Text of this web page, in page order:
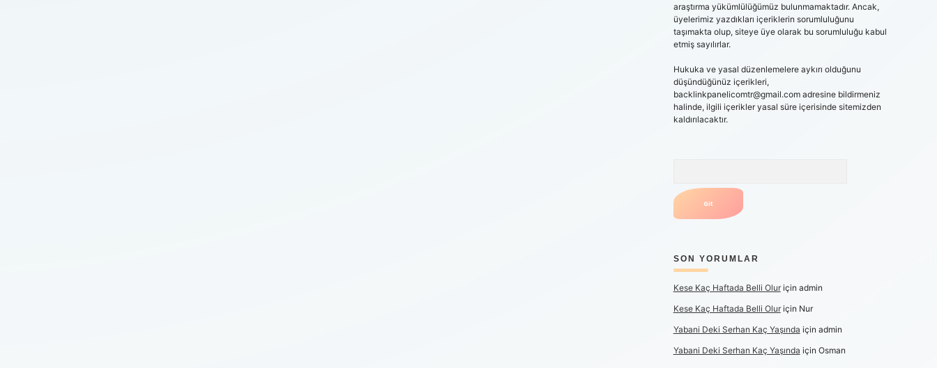
araştırma yükümlülüğümüz bulunmamaktadır. Ancak,
üyelerimiz yazdıkları içeriklerin sorumluluğunu
taşımakta olup, siteye üye olarak bu sorumluluğu kabul
etmiş sayılırlar.
Hukuka ve yasal düzenlemelere aykırı olduğunu
düşündüğünüz içerikleri,
backlinkpanelicomtr@gmail.comadresine bildirmeniz
halinde, ilgili içerikler yasal süre içerisinde sitemizden
kaldırılacaktır.
SON YORUMLAR
Kese Kaç Haftada Belli Oluriçin admin
Kese Kaç Haftada Belli Oluriçin Nur
Yabani Deki Serhan Kaç Yaşında için admin
Yabani Deki Serhan Kaç Yaşında için Osman